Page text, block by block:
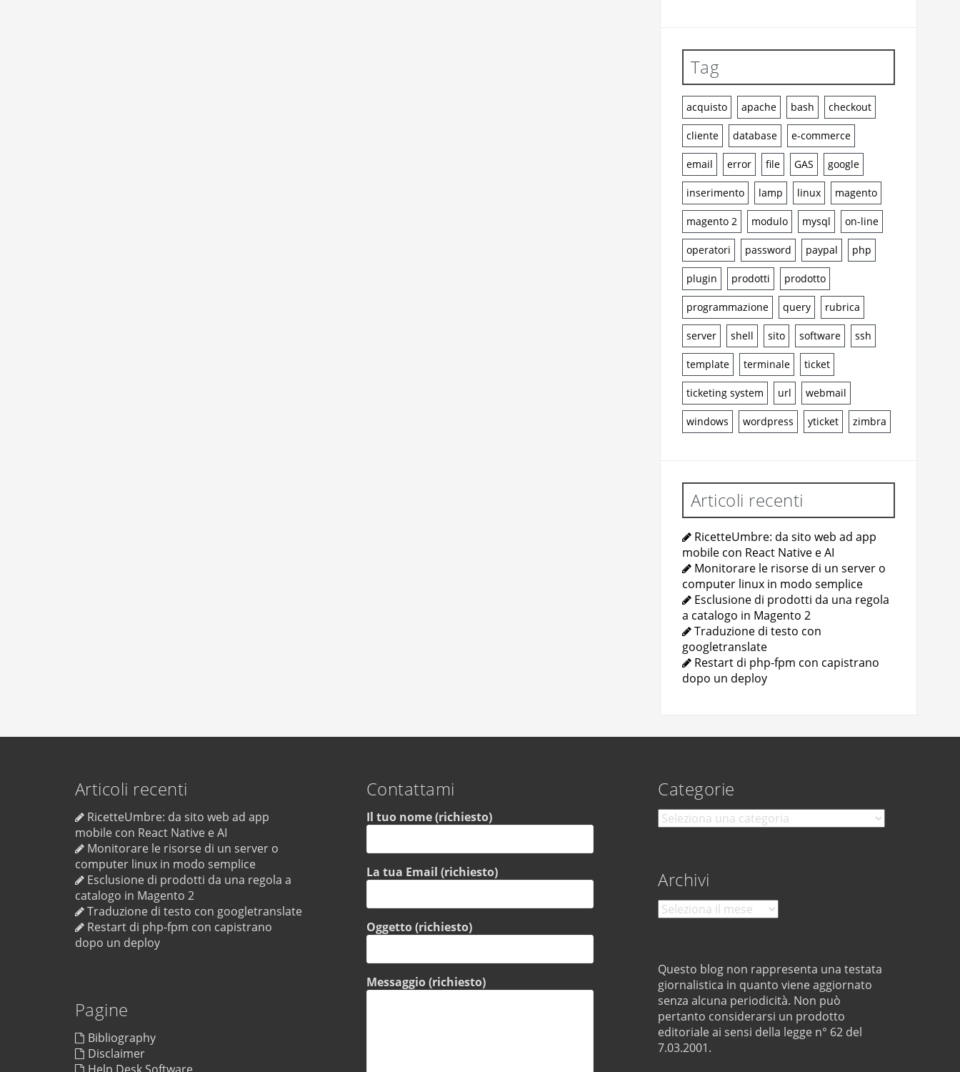
Tag
acquisto apache bash checkout
cliente database e-commerce
email error file GAS google
inserimento lamp linux magento
magento 2 modulo mysql on-line
operatori password paypal php
plugin prodotti prodotto
programmazione query rubrica
server shell sito software ssh
template terminale ticket
ticketing system url webmail
windows wordpress yticket zimbra
Articoli recenti
RicetteUmbre: da sito web ad app
mobile con React Native e AI
Monitorare le risorse di un server o
computer linux in modo semplice
Esclusione di prodotti da una regola
a catalogo in Magento 2
Traduzione di testo con
googletranslate
Restart di php-fpm con capistrano
dopo un deploy
Articoli recenti
RicetteUmbre: da sito web ad app
mobile con React Native e AI
Monitorare le risorse di un server o
computer linux in modo semplice
Esclusione di prodotti da una regola a
catalogo in Magento 2
Traduzione di testo con googletranslate
Restart di php-fpm con capistrano
dopo un deploy
Pagine
Bibliography
Disclaimer
Contattami
Il tuo nome (richiesto)
La tua Email (richiesto)
Oggetto (richiesto)
Messaggio (richiesto)
Categorie
Categorie
Archivi
Archivi
Questo blog non rappresenta una testata
giornalistica in quanto viene aggiornato
senza alcuna periodicità. Non può
pertanto considerarsi un prodotto
editoriale ai sensi della legge n° 62 del
7.03.2001.